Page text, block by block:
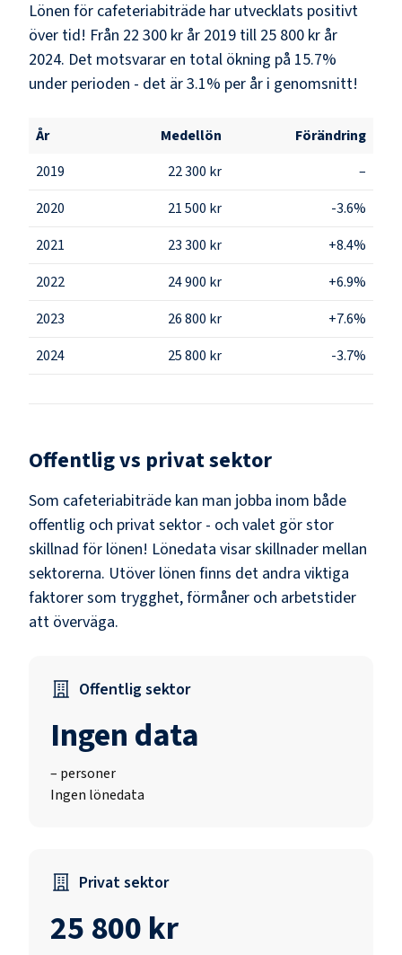
Lönen för cafeteriabiträde har utvecklats positivt
över tid! Från 22 300 kr år 2019 till 25 800 kr år
2024. Det motsvarar en total ökning på 15.7%
under perioden - det är 3.1% per år i genomsnitt!
År Medellön
Förändring
2019
22 300 kr
–
2020
21 500 kr
-3.6%
2021
23 300 kr
+8.4%
2022
24 900 kr
+6.9%
2023
26 800 kr
+7.6%
2024
25 800 kr -3.7%
Offentlig vs privat sektor
Som cafeteriabiträde kan man jobba inom både
offentlig och privat sektor - och valet gör stor
skillnad för lönen! Lönedata visar skillnader mellan
sektorerna. Utöver lönen finns det andra viktiga
faktorer som trygghet, förmåner och arbetstider
att överväga.
Offentlig sektor
Ingen data
– personer
Ingen lönedata
Privat sektor
25 800 kr